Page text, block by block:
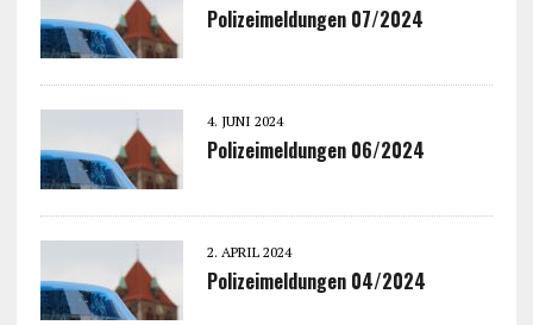
Polizeimeldungen 07/2024
4. JUNI 2024
Polizeimeldungen 06/2024
2. APRIL 2024
Polizeimeldungen 04/2024